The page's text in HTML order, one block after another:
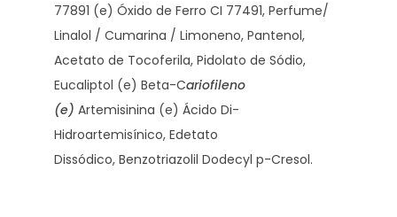
77891 (e) Óxido de Ferro CI 77491, Perfume/
Linalol / Cumarina / Limoneno, Pantenol,
Acetato de Tocoferila, Pidolato de Sódio,
Eucaliptol (e) Beta-Cariofileno
(e) Artemisinina (e) Ácido Di-
Hidroartemisínico, Edetato
Dissódico,Benzotriazolil Dodecyl p-Cresol.